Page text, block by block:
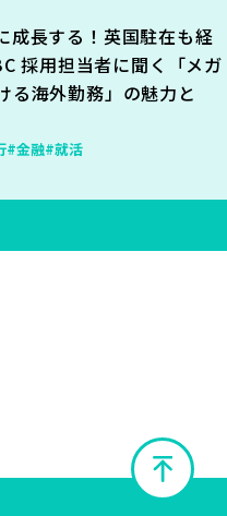
成長する！英国駐在も経
採用担当者に聞く「メガ
る海外勤務」の魅力と
#金融#就活